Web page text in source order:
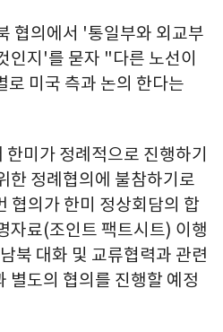
협의에서 '통일부와 외교부
인지'를 묻자 "다른 노선이
미국 측과 논의 한다는
미가 정례적으로 진행하기
한 정례협의에 불참하기로
협의가 한미 정상회담의 합
자료(조인트 팩트시트) 이행
북 대화 및 교류협력과 관련
별도의 협의를 진행할 예정